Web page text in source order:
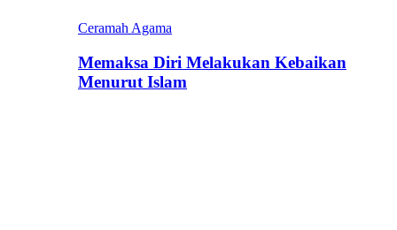
Ceramah Agama
Memaksa Diri Melakukan Kebaikan
Menurut Islam